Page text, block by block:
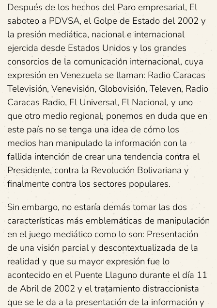
Después de los hechos del Paro empresarial, El
saboteo a PDVSA, el Golpe de Estado del 2002 y
la presión mediática, nacional e internacional
ejercida desde Estados Unidos y los grandes
consorcios de la comunicación internacional, cuya
expresión en Venezuela se llaman: Radio Caracas
Televisión, Venevisión, Globovisión, Televen, Radio
Caracas Radio, El Universal, El Nacional, y uno
que otro medio regional, ponemos en duda que en
este país no se tenga una idea de cómo los
medios han manipulado la información con la
fallida intención de crear una tendencia contra el
Presidente, contra la Revolución Bolivariana y
finalmente contra los sectores populares.
Sin embargo, no estaría demás tomar las dos
características más emblemáticas de manipulación
en el juego mediático como lo son: Presentación
de una visión parcial y descontextualizada de la
realidad y que su mayor expresión fue lo
acontecido en el Puente Llaguno durante el día 11
de Abril de 2002 y el tratamiento distraccionista
que se le da a la presentación de la información y